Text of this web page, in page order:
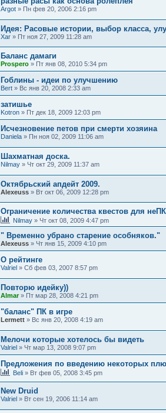
Argot » Пн фев 20, 2006 2:16 pm
Идея: Расовые истории, выбор класса,
Xar » Пт ноя 27, 2009 11:28 am
Баланс дамаги
Prospero » Пт янв 08, 2010 5:34 pm
Гоблины - идеи по улучшению
Bert » Вс янв 20, 2008 2:33 am
затишье
Kotron » Пт дек 18, 2009 12:03 pm
Исчезновение петов при смерти хозяина
Daniela » Пн ноя 02, 2009 11:06 am
Шахматная доска.
Nilmay » Чт окт 29, 2009 11:37 am
Октябрьский апдейт 2009.
Alexeuss » Вт окт 06, 2009 12:28 pm
Ограничение количества квестов для неПК
Nilmay » Чт окт 08, 2009 4:47 pm
" Временно убрано старение особняков."
Alexeuss » Чт янв 15, 2009 4:10 pm
О рейтинге
Valriel » Сб фев 03, 2007 8:57 pm
Повторю идейку))
Almar» Пт мар 28, 2008 4:21 pm
"баланс" ПК в игре
Lermett » Вс янв 20, 2008 4:19 am
Мелочи которые хотелось бы видеть
Valriel » Чт мар 13, 2008 9:07 pm
Предложения по введению некоторых
Beli » Вт фев 05, 2008 3:45 pm
New Druid
Valriel » Вт сен 19, 2006 11:14 am